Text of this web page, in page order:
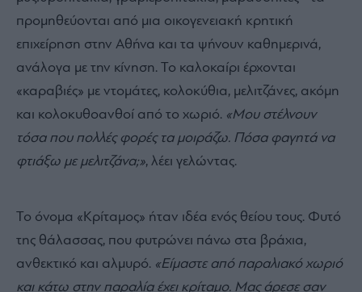
προμηθεύονται από μια οικογενειακή κρητική
επιχείρηση στην Αθήνα και τα ψήνουν καθημερινά,
ανάλογα με την κίνηση. Το καλοκαίρι έρχονται
«καραβιές» με ντομάτες, κολοκύθια, μελιτζάνες, ακόμη
και κολοκυθοανθοί από το χωριό. «Μου στέλνουν
τόσα που πολλές φορές τα μοιράζω. Πόσα φαγητά να
φτιάξω με μελιτζάνα;», λέει γελώντας.
Το όνομα «Κρίταμος» ήταν ιδέα ενός θείου τους. Φυτό
της θάλασσας, που φυτρώνει πάνω στα βράχια,
ανθεκτικό και αλμυρό. «Είμαστε από παραλιακό χωριό
και κάτω στην παραλία έχει κρίταμο. Μας άρεσε σαν